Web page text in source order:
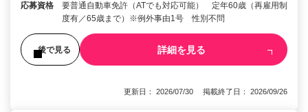
応募資格
要普通自動車免許（ATでも対応可能） 定年60歳（再雇用制
度有／65歳まで）※例外事由1号 性別不問
後で見る 詳細を見る
更新日： 2026/07/30 掲載終了日： 2026/09/26